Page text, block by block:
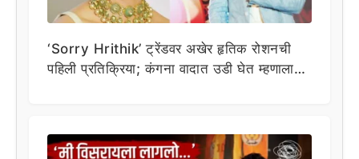
‘Sorry Hrithik’ ट्रेंडवर अखेर हृतिक रोशनची
पहिली प्रतिक्रिया; कंगना वादात उडी घेत म्हणाला…